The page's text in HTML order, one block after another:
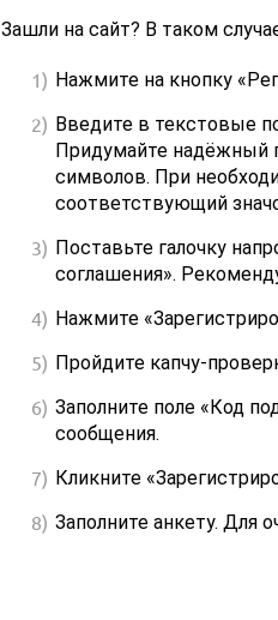
Зашли на сайт? В таком
Нажмите на кнопку
Введите в текстовые
Придумайте надёжный
символов. При
соответствующий
Поставьте галочку
соглашения».
Нажмите
Пройдите капчу-
Заполните поле «Код
сообщения.
Кликните
Заполните анкету. Для